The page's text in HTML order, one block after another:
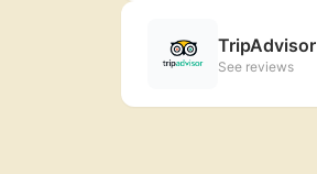
TripAdvisor
See reviews